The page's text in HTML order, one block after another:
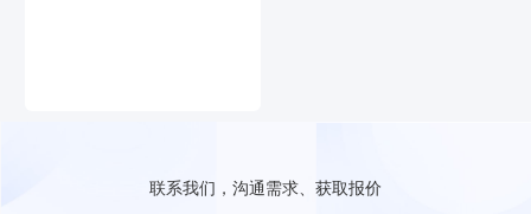
联系我们，沟通需求、获取报价